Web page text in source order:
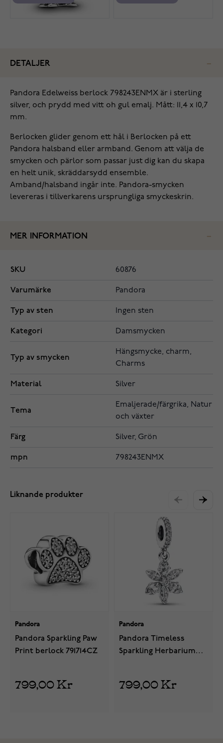
DETALJER
Pandora Edelweiss berlock 798243ENMX är i sterling
silver, och prydd med vitt oh gul emalj. Mått: 11,4 x 10,7
mm.
Berlocken glider genom ett hål i Berlocken på ett
Pandora halsband eller armband. Genom att välja de
smycken och pärlor som passar just dig kan du skapa
en helt unik, skräddarsydd ensemble.
Amband/halsband ingår inte. Pandora-smycken
levereras i tillverkarens ursprungliga smyckeskrin.
MER INFORMATION
SKU 60876
Varumärke Pandora
Typ av sten Ingen sten
Kategori Damsmycken
Typ av smycken
Hängsmycke, charm,
Charms
Material Silver
Tema
Emaljerade/färgrika, Natur
och växter
Färg Silver, Grön
mpn 798243ENMX
Liknande produkter
Pandora
Pandora Sparkling Paw
Print berlock 791714CZ
799,00 Kr
Pandora
Pandora Timeless
Sparkling Herbarium
799,00 Kr